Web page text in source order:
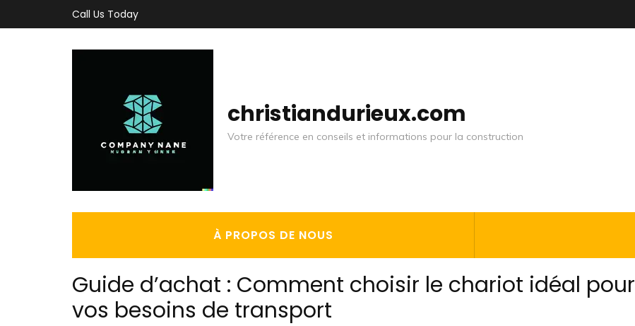
au
Call Us Today
christiandurieux.com
Votre référence en conseils et informations pour la construction
À PROPOS DE NOUS
Guide d’achat : Comment choisir le chariot idéal pour
vos besoins de transport